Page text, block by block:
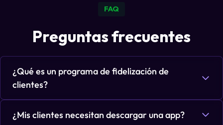
FAQ
Preguntas frecuentes
¿Qué es un programa de fidelización de
clientes?
¿Mis clientes necesitan descargar una app?